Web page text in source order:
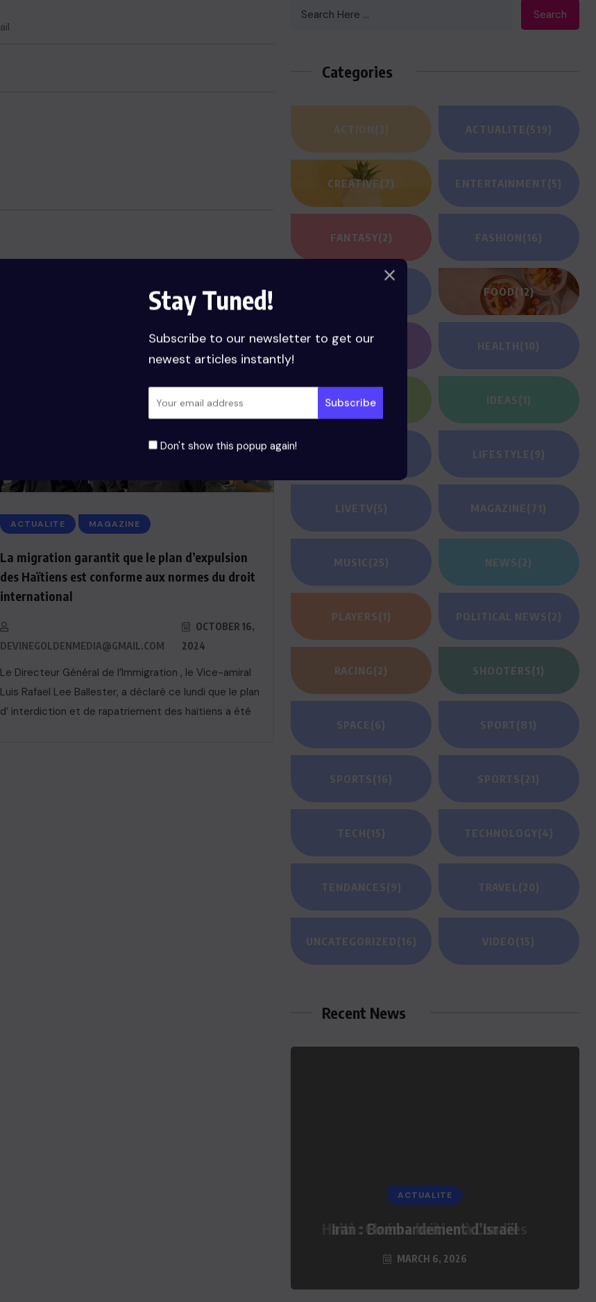
Stay Tuned!
Subscribe to our newsletter to get our
newest articles instantly!
Don't show this popup again!
ACTUALITE MAGAZINE
La migration garantit que le plan d’expulsion
des Haïtiens est conforme aux normes du droit
international
DEVINEGOLDENMEDIA@GMAIL.COM
OCTOBER 16,
2024
Le Directeur Général de l’Immigration , le Vice-amiral
Luis Rafael Lee Ballester, a déclaré ce lundi que le plan
d’ interdiction et de rapatriement des haïtiens a été
Search
Categories
ACTION(3) ACTUALITE(519)
CREATIVE(7) ENTERTAINMENT(5)
FANTASY(2) FASHION(16)
FOOD(12)
GAMING HEALTH(10)
HEROES(2) IDEAS(1)
LIFESTYLE(9)
LIVETV(5) MAGAZINE(71)
MUSIC (25) NEWS(2)
PLAYERS(1) POLITICAL NEWS(2)
RACING(2) SHOOTERS(1)
SPACE(6) SPORT(81)
SPORTS(16) SPORTS(21)
TECH(15) TECHNOLOGY(4)
TENDANCES(9) TRAVEL (20)
UNCATEGORIZED(16) VIDEO(15)
Recent News
ACTUALITE
Iran : Bombardement d’Israël
MARCH 6, 2026